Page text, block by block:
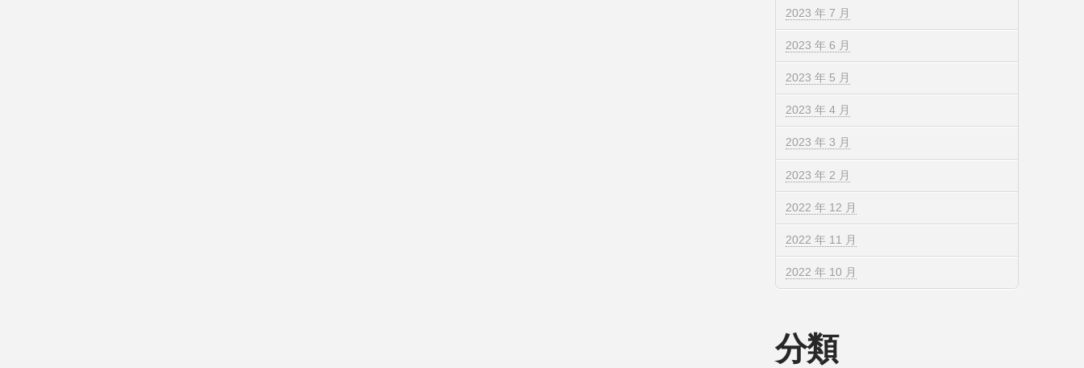
2023 年 7 月
2023 年 6 月
2023 年 5 月
2023 年 4 月
2023 年 3 月
2023 年 2 月
2022 年 12 月
2022 年 11 月
2022 年 10 月
分類